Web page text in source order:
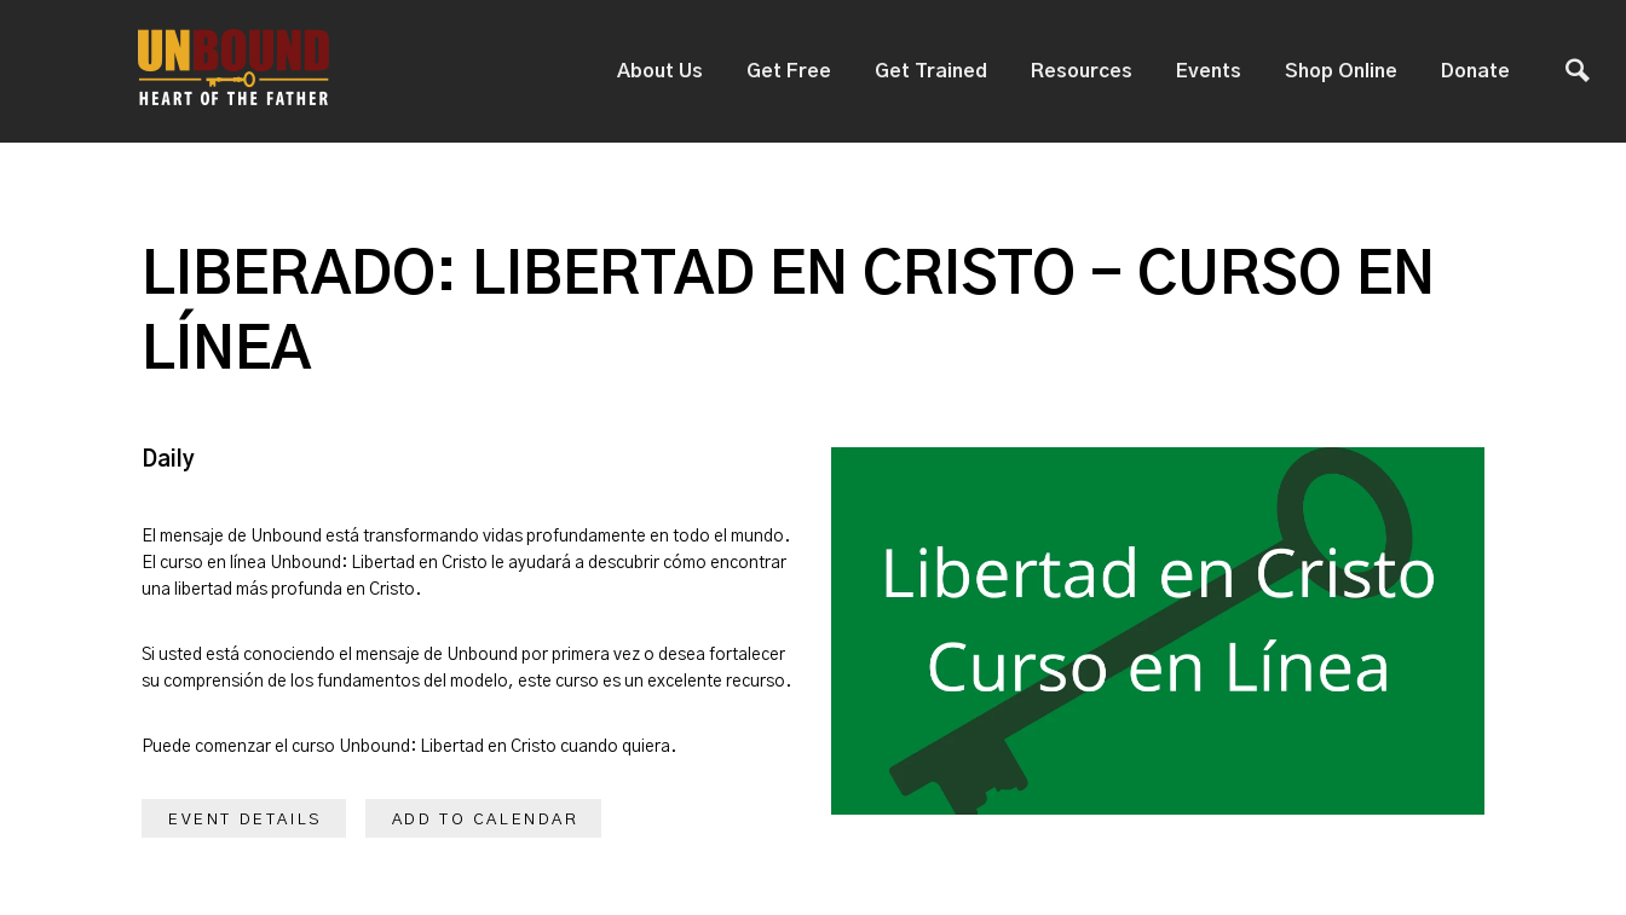
About Us Get Free Get Trained Resources Events Shop Online Donate
LIBERADO: LIBERTAD EN CRISTO - CURSO EN
LÍNEA
Daily
El mensaje de Unbound está transformando vidas profundamente en todo el mundo.
El curso en línea Unbound: Libertad en Cristo le ayudará a descubrir cómo encontrar
una libertad más profunda en Cristo.
Si usted está conociendo el mensaje de Unbound por primera vez o desea fortalecer
su comprensión de los fundamentos del modelo, este curso es un excelente recurso.
Puede comenzar el curso Unbound: Libertad en Cristo cuando quiera.
EVENT DETAILS ADD TO CALENDAR